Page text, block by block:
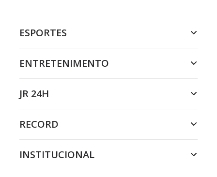
ESPORTES
ENTRETENIMENTO
JR 24H
RECORD
INSTITUCIONAL